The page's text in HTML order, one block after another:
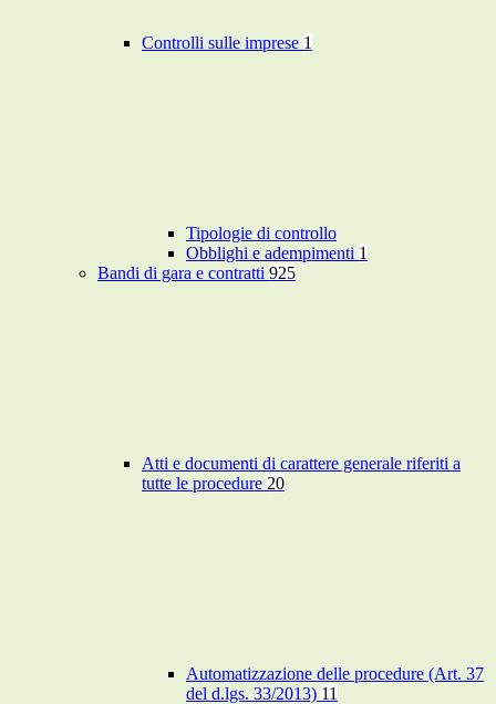
Controlli sulle imprese 1
Tipologie di controllo
Obblighi e adempimenti 1
Bandi di gara e contratti 925
Atti e documenti di carattere generale riferiti a
tutte le procedure 20
Automatizzazione delle procedure (Art. 37
del d.lgs. 33/2013) 11